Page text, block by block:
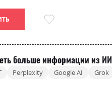
больше информации из ИИ
Perplexity Google AI Grok